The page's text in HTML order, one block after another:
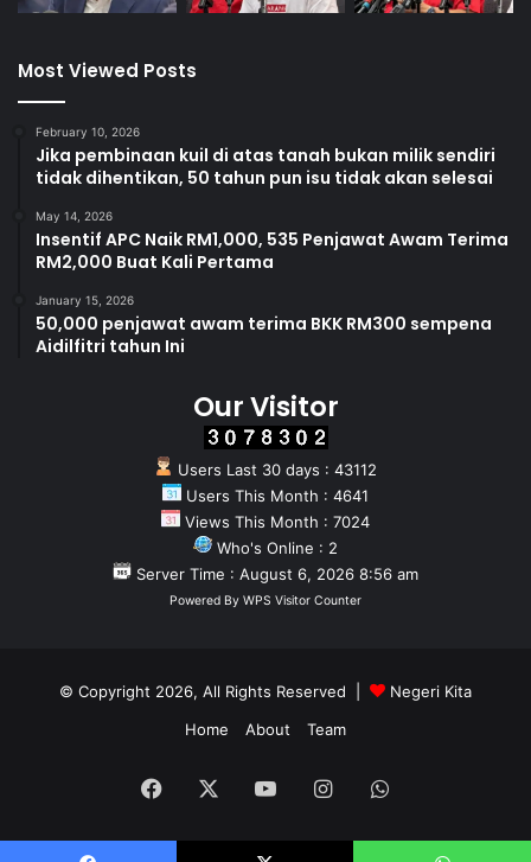
Most Viewed Posts
February 10, 2026
Jika pembinaan kuil di atas tanah bukan milik sendiri
tidak dihentikan, 50 tahun pun isu tidak akan selesai
May 14, 2026
Insentif APC Naik RM1,000, 535 Penjawat Awam Terima
RM2,000 Buat Kali Pertama
January 15, 2026
50,000 penjawat awam terima BKK RM300 sempena
Aidilfitri tahun Ini
Our Visitor
Users Last 30 days : 43112
Users This Month : 4641
Views This Month : 7024
Who's Online : 2
Server Time : August 6, 2026 8:56 am
Powered By WPS Visitor Counter
© Copyright 2026, All Rights Reserved |
Negeri Kita
Home
About Team
Facebook YouTubeInstagramWhatsApp